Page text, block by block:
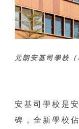
元朗安基司學校
安基司學校是
碑，全新學校